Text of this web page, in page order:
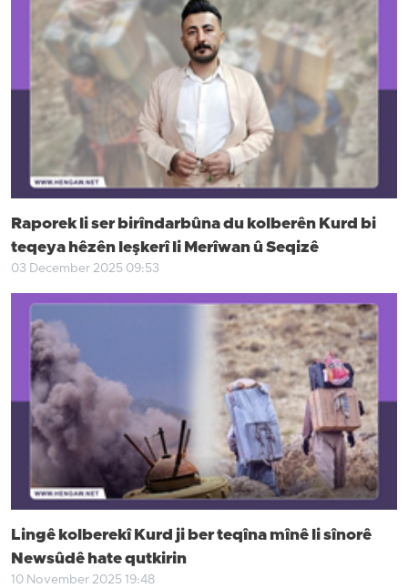
Raporek li ser birîndarbûna du kolberên Kurd bi
teqeya hêzên leşkerî li Merîwan û Seqizê
03 December 2025 09:53
Lingê kolberekî Kurd ji ber teqîna mînê li sînorê
Newsûdê hate qutkirin
10 November 2025 19:48